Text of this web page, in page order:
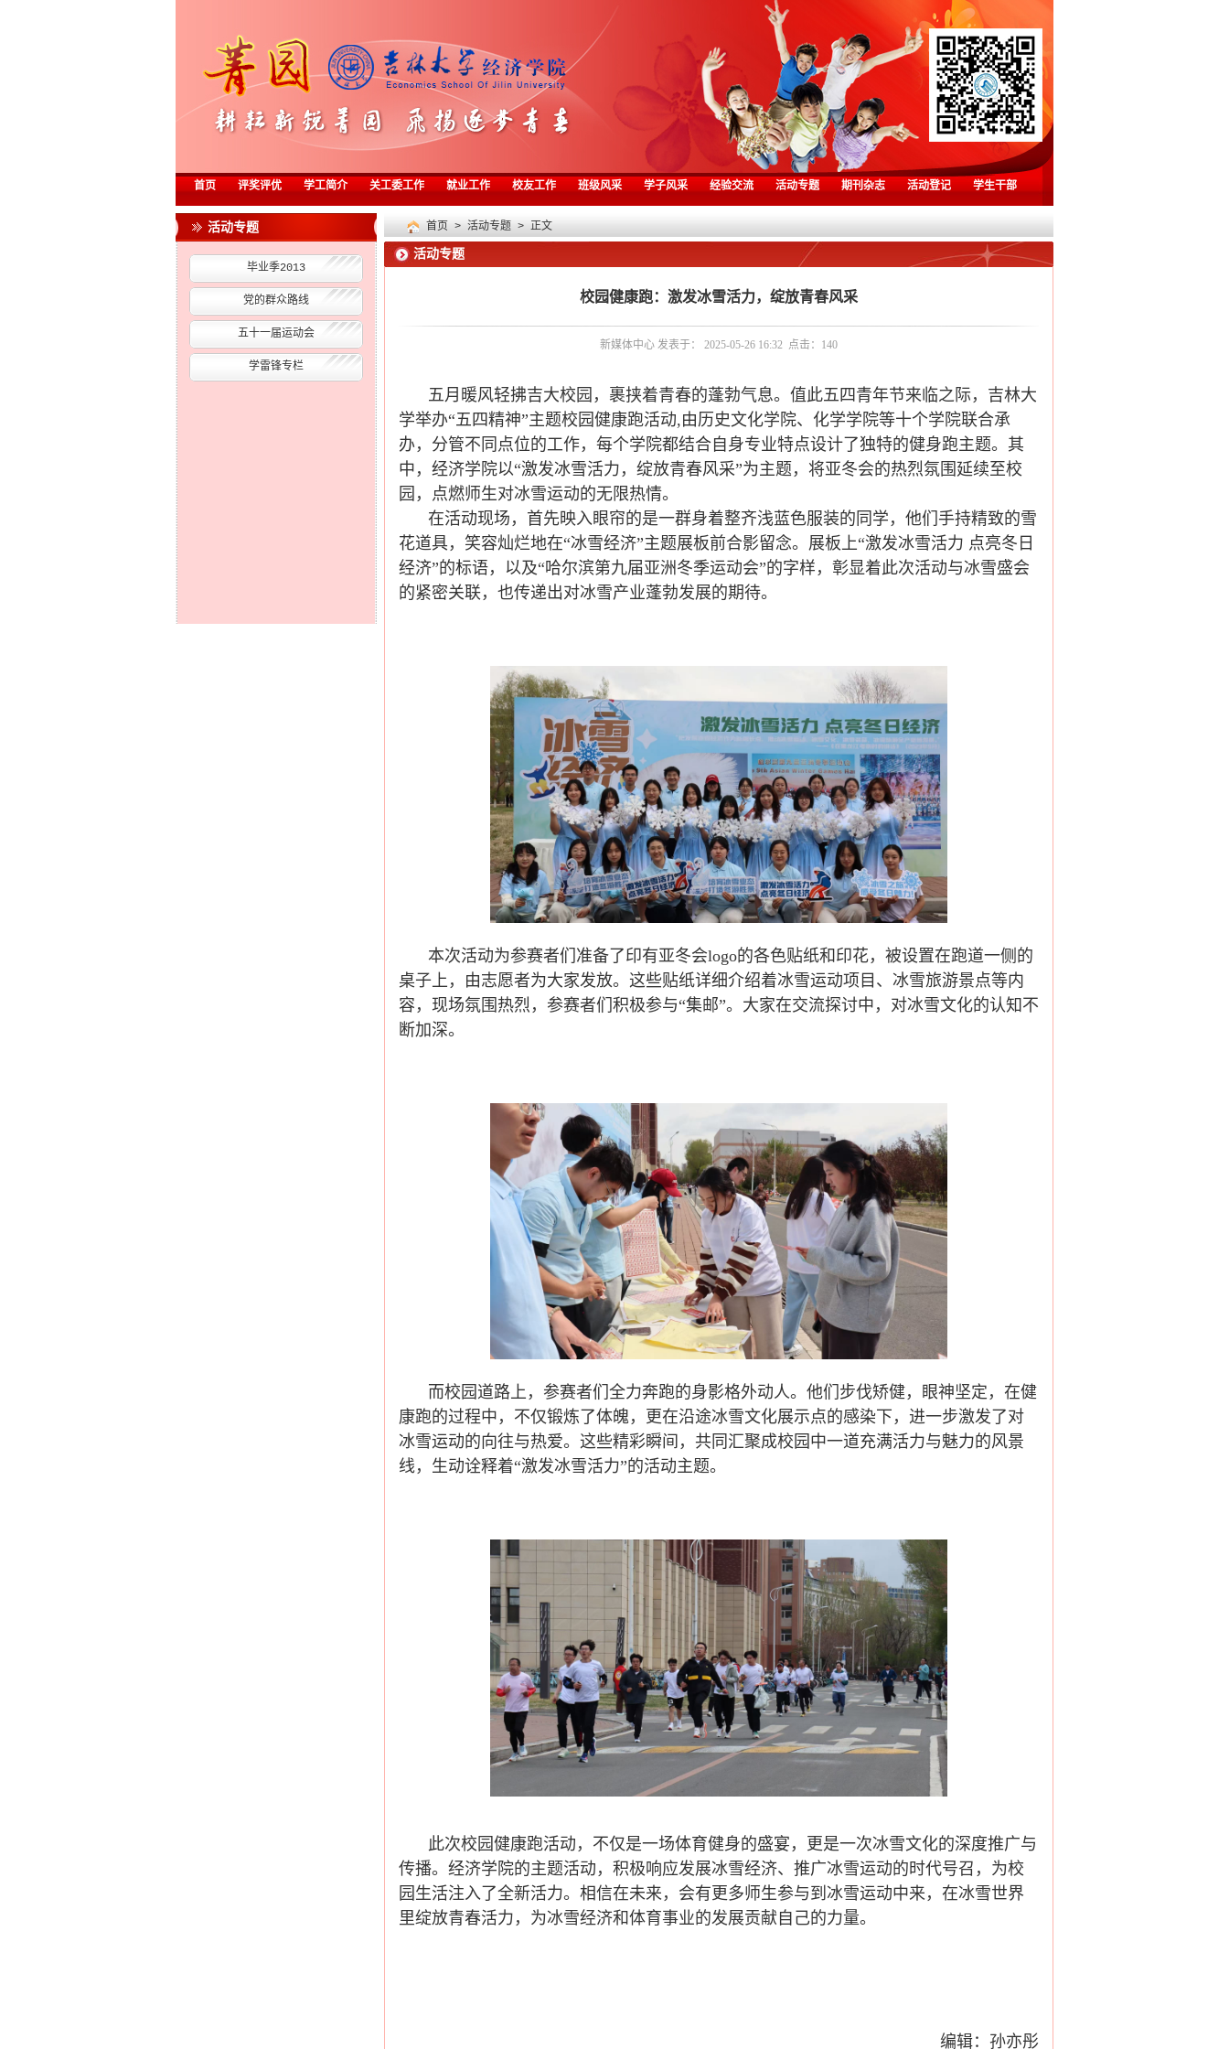
首页 评奖评优 学工简介 关工委工作 就业工作 校友工作 班级风采 学子风采 经验交流 活动专题 期刊杂志 活动登记 学生干部
活动专题
毕业季2013
党的群众路线
五十一届运动会
学雷锋专栏
首页 > 活动专题 > 正文
活动专题
校园健康跑：激发冰雪活力，绽放青春风采
新媒体中心 发表于： 2025-05-26 16:32 点击： 140
五月暖风轻拂吉大校园，裹挟着青春的蓬勃气息。值此五四青年节来临之际，吉林大
学举办“五四精神”主题校园健康跑活动,由历史文化学院、化学学院等十个学院联合承
办，分管不同点位的工作，每个学院都结合自身专业特点设计了独特的健身跑主题。其
中，经济学院以“激发冰雪活力，绽放青春风采”为主题，将亚冬会的热烈氛围延续至校
园，点燃师生对冰雪运动的无限热情。
在活动现场，首先映入眼帘的是一群身着整齐浅蓝色服装的同学，他们手持精致的雪
花道具，笑容灿烂地在“冰雪经济”主题展板前合影留念。展板上“激发冰雪活力 点亮冬日
经济”的标语，以及“哈尔滨第九届亚洲冬季运动会”的字样，彰显着此次活动与冰雪盛会
的紧密关联，也传递出对冰雪产业蓬勃发展的期待。
本次活动为参赛者们准备了印有亚冬会logo的各色贴纸和印花，被设置在跑道一侧的
桌子上，由志愿者为大家发放。这些贴纸详细介绍着冰雪运动项目、冰雪旅游景点等内
容，现场氛围热烈，参赛者们积极参与“集邮”。大家在交流探讨中，对冰雪文化的认知不
断加深。
而校园道路上，参赛者们全力奔跑的身影格外动人。他们步伐矫健，眼神坚定，在健
康跑的过程中，不仅锻炼了体魄，更在沿途冰雪文化展示点的感染下，进一步激发了对
冰雪运动的向往与热爱。这些精彩瞬间，共同汇聚成校园中一道充满活力与魅力的风景
线，生动诠释着“激发冰雪活力”的活动主题。
此次校园健康跑活动，不仅是一场体育健身的盛宴，更是一次冰雪文化的深度推广与
传播。经济学院的主题活动，积极响应发展冰雪经济、推广冰雪运动的时代号召，为校
园生活注入了全新活力。相信在未来，会有更多师生参与到冰雪运动中来，在冰雪世界
里绽放青春活力，为冰雪经济和体育事业的发展贡献自己的力量。
编辑：孙亦彤